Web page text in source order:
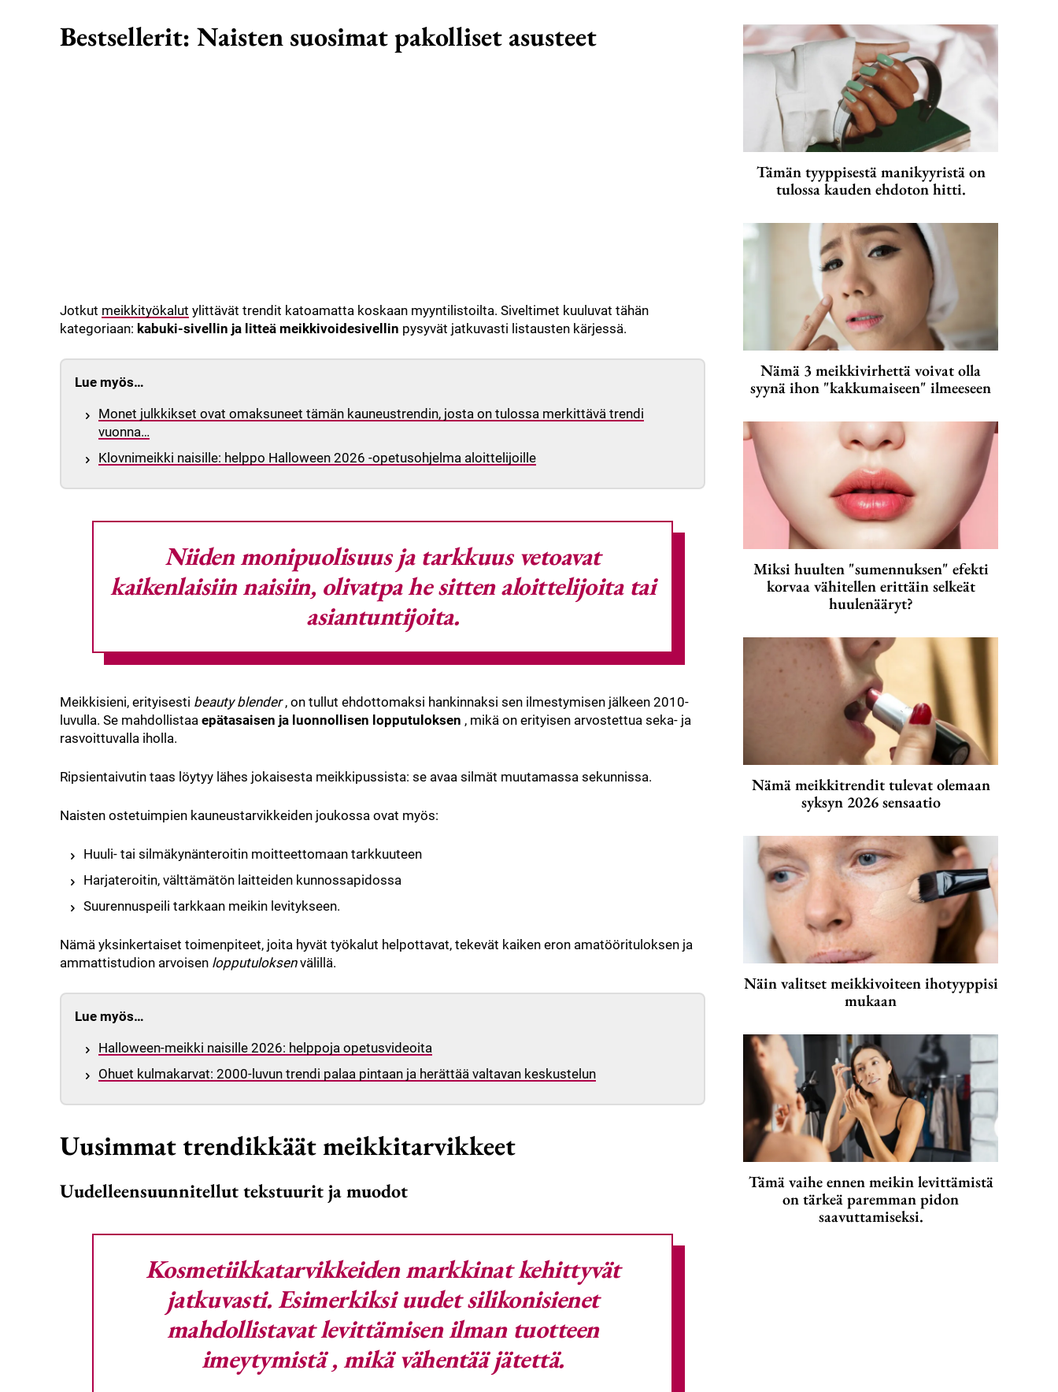
Bestsellerit: Naisten suosimat pakolliset asusteet
Jotkut meikkityökalut ylittävät trendit katoamatta koskaan myyntilistoilta. Siveltimet kuuluvat tähän
kategoriaan: kabuki-sivellin ja litteä meikkivoidesivellin pysyvät jatkuvasti listausten kärjessä.
Lue myös…
Monet julkkikset ovat omaksuneet tämän kauneustrendin, josta on tulossa merkittävä trendi
vuonna…
Klovnimeikki naisille: helppo Halloween 2026 -opetusohjelma aloittelijoille
Niiden monipuolisuus ja tarkkuus vetoavat
kaikenlaisiin naisiin, olivatpa he sitten aloittelijoita tai
asiantuntijoita.
Meikkisieni, erityisesti beauty blender, on tullut ehdottomaksi hankinnaksi sen ilmestymisen jälkeen 2010-
luvulla. Se mahdollistaa epätasaisen ja luonnollisen lopputuloksen , mikä on erityisen arvostettua seka- ja
rasvoittuvalla iholla.
Ripsientaivutin taas löytyy lähes jokaisesta meikkipussista: se avaa silmät muutamassa sekunnissa.
Naisten ostetuimpien kauneustarvikkeiden joukossa ovat myös:
Huuli- tai silmäkynänteroitin moitteettomaan tarkkuuteen
Harjateroitin, välttämätön laitteiden kunnossapidossa
Suurennuspeili tarkkaan meikin levitykseen.
Nämä yksinkertaiset toimenpiteet, joita hyvät työkalut helpottavat, tekevät kaiken eron amatöörituloksen ja
ammattistudion arvoisen lopputuloksenvälillä.
Lue myös…
Halloween-meikki naisille 2026: helppoja opetusvideoita
Ohuet kulmakarvat: 2000-luvun trendi palaa pintaan ja herättää valtavan keskustelun
Uusimmat trendikkäät meikkitarvikkeet
Uudelleensuunnitellut tekstuurit ja muodot
Kosmetiikkatarvikkeiden markkinat kehittyvät
jatkuvasti. Esimerkiksi uudet silikonisienet
mahdollistavatlevittämisen ilman tuotteen
imeytymistä, mikä vähentää jätettä.
Tämän tyyppisestä manikyyristä on
tulossa kauden ehdoton hitti.
Nämä 3 meikkivirhettä voivat olla
syynä ihon "kakkumaiseen" ilmeeseen
Miksi huulten "sumennuksen" efekti
korvaa vähitellen erittäin selkeät
huulenääryt?
Nämä meikkitrendit tulevat olemaan
syksyn 2026 sensaatio
Näin valitset meikkivoiteen ihotyyppisi
mukaan
Tämä vaihe ennen meikin levittämistä
on tärkeä paremman pidon
saavuttamiseksi.